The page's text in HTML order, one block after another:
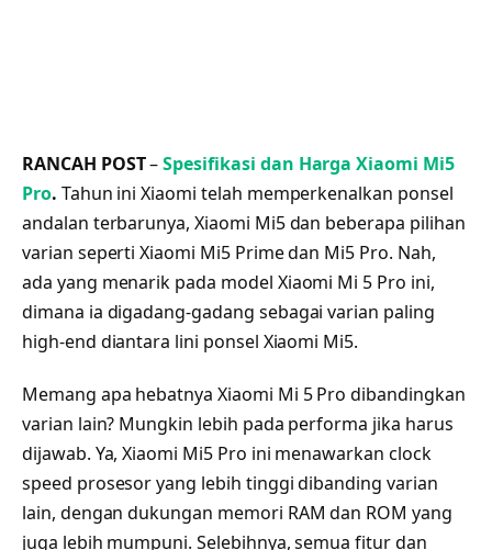
RANCAH POST–Spesifikasi dan Harga Xiaomi Mi5
Pro. Tahun ini Xiaomi telah memperkenalkan ponsel
andalan terbarunya, Xiaomi Mi5 dan beberapa pilihan
varian seperti Xiaomi Mi5 Prime dan Mi5 Pro. Nah,
ada yang menarik pada model Xiaomi Mi 5 Pro ini,
dimana ia digadang-gadang sebagai varian paling
high-end diantara lini ponsel Xiaomi Mi5.
Memang apa hebatnya Xiaomi Mi 5 Pro dibandingkan
varian lain? Mungkin lebih pada performa jika harus
dijawab. Ya, Xiaomi Mi5 Pro ini menawarkan clock
speed prosesor yang lebih tinggi dibanding varian
lain, dengan dukungan memori RAM dan ROM yang
juga lebih mumpuni. Selebihnya, semua fitur dan